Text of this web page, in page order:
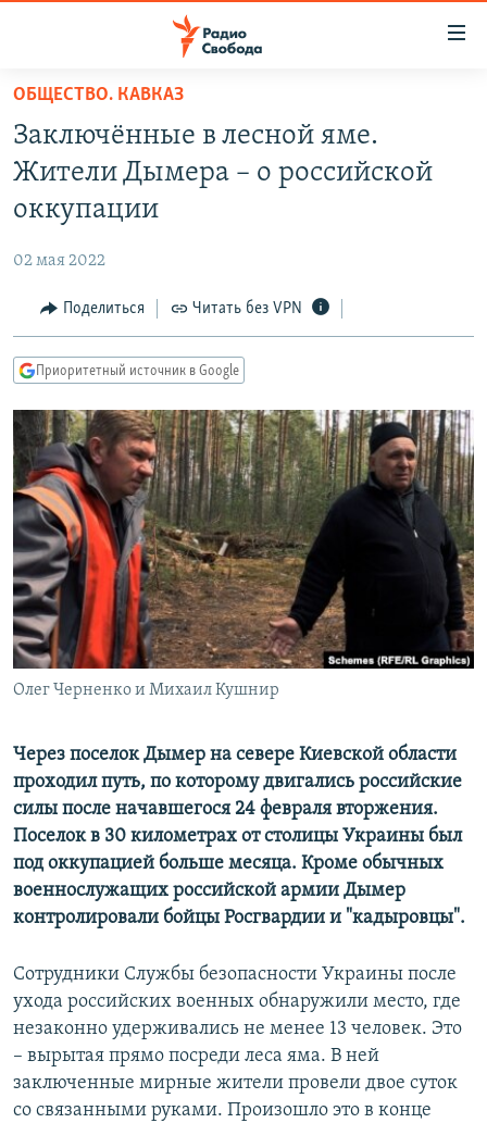
упрощенного
доступа
Вернуться
основному
Вернутся
Вернутся
поиску
АВТОРСКИЕ ПРОЕКТЫ
МНЕНИЯ
КУЛЬТУРА
КАВКАЗ.РЕАЛИИ
СЕВЕР.РЕАЛИИ
СИБИРЬ.РЕАЛИИ
РАСПИСАНИЕ ВЕЩАНИЯ
ПОДПИШИТЕСЬ НА РАССЫЛКУ
СОЦИАЛЬНЫЕ СЕТИ
Все сайты РСЕ/РС
ОБЩЕСТВО. КАВКАЗ
Заключённые в лесной яме.
Жители Дымера – о российской
оккупации
02 мая 2022
Поделиться Читать без VPN
Приоритетный источник в Google
Олег Черненко и Михаил Кушнир
Через поселок Дымер на севере Киевской области
проходил путь, по которому двигались российские
силы после начавшегося 24 февраля вторжения.
Поселок в 30 километрах от столицы Украины был
под оккупацией больше месяца. Кроме обычных
военнослужащих российской армии Дымер
контролировали бойцы Росгвардии и "кадыровцы".
Сотрудники Службы безопасности Украины после
ухода российских военных обнаружили место, где
незаконно удерживались не менее 13 человек. Это
– вырытая прямо посреди леса яма. В ней
заключенные мирные жители провели двое суток
со связанными руками. Произошло это в конце